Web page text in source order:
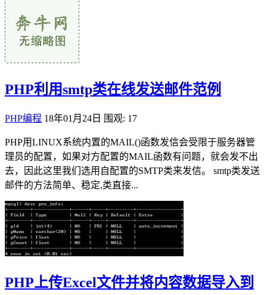
PHP利用smtp类在线发送邮件范例
PHP编程 18年01月24日 围观: 17
PHP用LINUX系统内置的MAIL()函数发信会受限于服务器管
理员的配置，如果对方配置的MAIL函数有问题，就会发不出
去，因此这里我们选用自配置的SMTP类来发信。 smtp类发送
邮件的方法简单、稳定,类直接...
PHP上传Excel文件并将内容数据导入到